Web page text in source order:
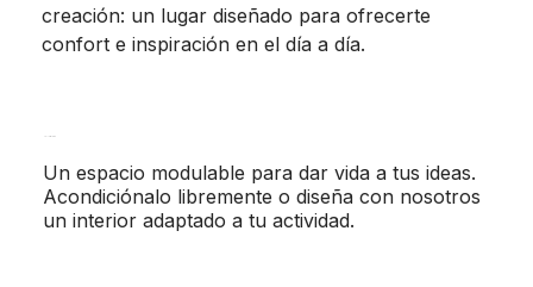
creación: un lugar diseñado para ofrecerte
confort e inspiración en el día a día.
Un espacio modulable para dar vida a tus ideas.
Acondiciónalo libremente o diseña con nosotros
un interior adaptado a tu actividad.